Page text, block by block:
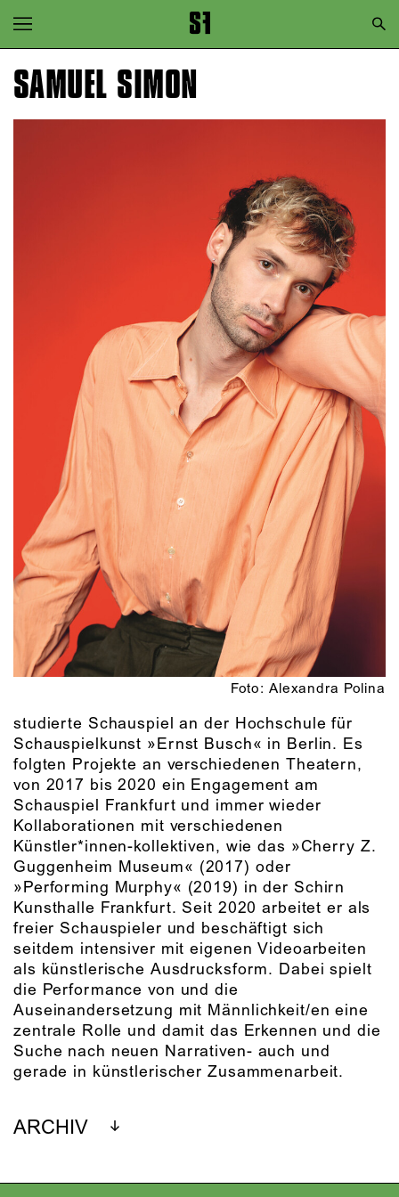
Zur Hauptnavigation springen
Zum Hauptinhalt springen
SAMUEL SIMON
Foto: Alexandra Polina
studierte Schauspiel an der Hochschule für
Schauspielkunst »Ernst Busch« in Berlin. Es
folgten Projekte an verschiedenen Theatern,
von 2017 bis 2020 ein Engagement am
Schauspiel Frankfurt und immer wieder
Kollaborationen mit verschiedenen
Künstler*innen-kollektiven, wie das »Cherry Z.
Guggenheim Museum« (2017) oder
»Performing Murphy« (2019) in der Schirn
Kunsthalle Frankfurt. Seit 2020 arbeitet er als
freier Schauspieler und beschäftigt sich
seitdem intensiver mit eigenen Videoarbeiten
als künstlerische Ausdrucksform. Dabei spielt
die Performance von und die
Auseinandersetzung mit Männlichkeit/en eine
zentrale Rolle und damit das Erkennen und die
Suche nach neuen Narrativen- auch und
gerade in künstlerischer Zusammenarbeit.
ARCHIV